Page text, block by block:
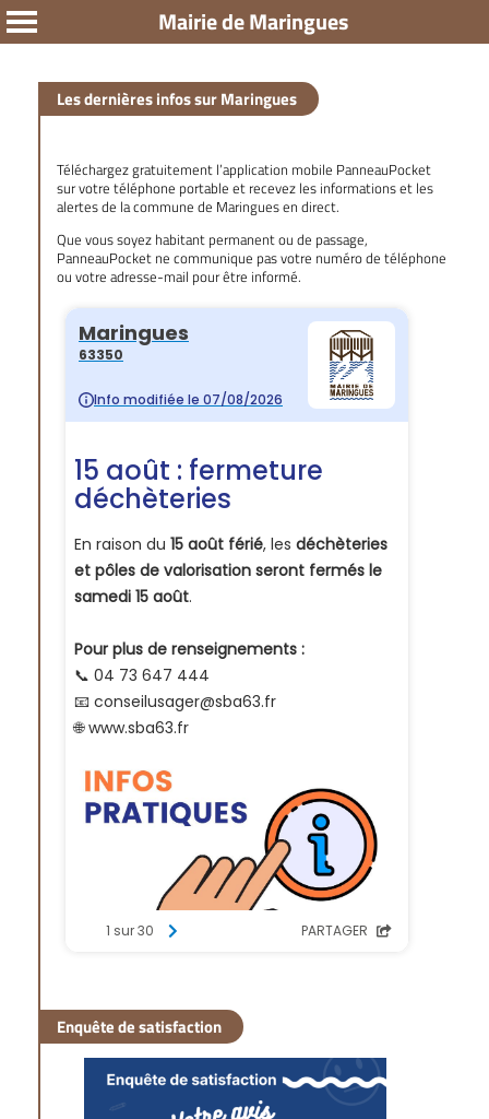
Mairie de Maringues
Les dernières infos sur Maringues
Téléchargez gratuitement l’application mobile PanneauPocket
sur votre téléphone portable et recevez les informations et les
alertes de la commune de Maringues en direct.
Que vous soyez habitant permanent ou de passage,
PanneauPocket ne communique pas votre numéro de téléphone
ou votre adresse-mail pour être informé.
Enquête de satisfaction